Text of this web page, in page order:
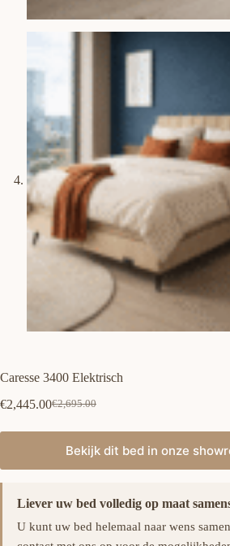
Caresse 3400 Elektrisch
€2,695.00
Oorspronkelijke
€2,695.00.
€2,445.00Huidige
€2,445.00.
Bekijk dit bed in onze
Liever uw bed volledig op maat
U kunt uw bed helemaal naar wens